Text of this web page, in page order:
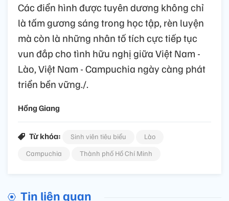
Các điển hình được tuyên dương không chỉ
là tấm gương sáng trong học tập, rèn luyện
mà còn là những nhân tố tích cực tiếp tục
vun đắp cho tình hữu nghị giữa Việt Nam -
Lào, Việt Nam - Campuchia ngày càng phát
triển bền vững./.
Hồng Giang
Từ khóa: Sinh viên tiêu biểu
Lào
Campuchia
Thành phố Hồ Chí Minh
Tin liên quan